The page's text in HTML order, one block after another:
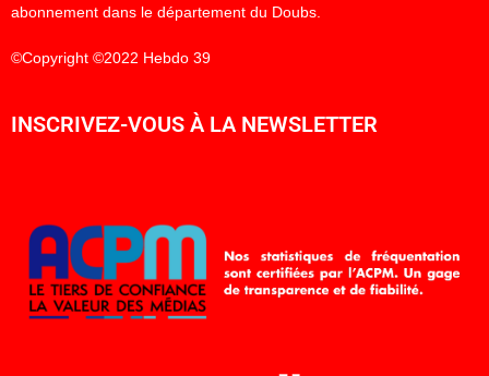
abonnement dans le département du Doubs.
©Copyright ©2022 Hebdo 39
INSCRIVEZ-VOUS À LA NEWSLETTER